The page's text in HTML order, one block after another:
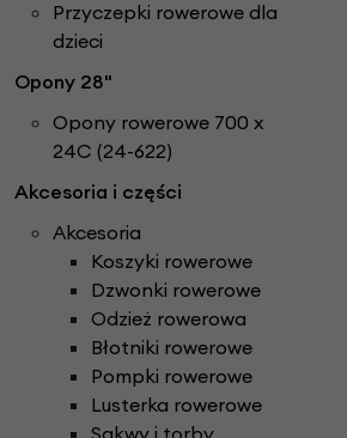
Rowery Składane
Rowery Trójkołowe
Rowerki biegowe
Rowery Cargo / transportowe
Części do rowerów elektrycznych
Dzwonki rowerowe
Foteliki rowerowe
Hamulce rowerowe
asety i wolnobiegi
Kaski rowerowe
Przyczepki rowerowe dla
dzieci
Opony 28"
Opony rowerowe 700 x
24C (24-622)
Akcesoria i części
Akcesoria
Koszyki rowerowe
Dzwonki rowerowe
Odzież rowerowa
Błotniki rowerowe
Pompki rowerowe
Lusterka rowerowe
Sakwy i torby